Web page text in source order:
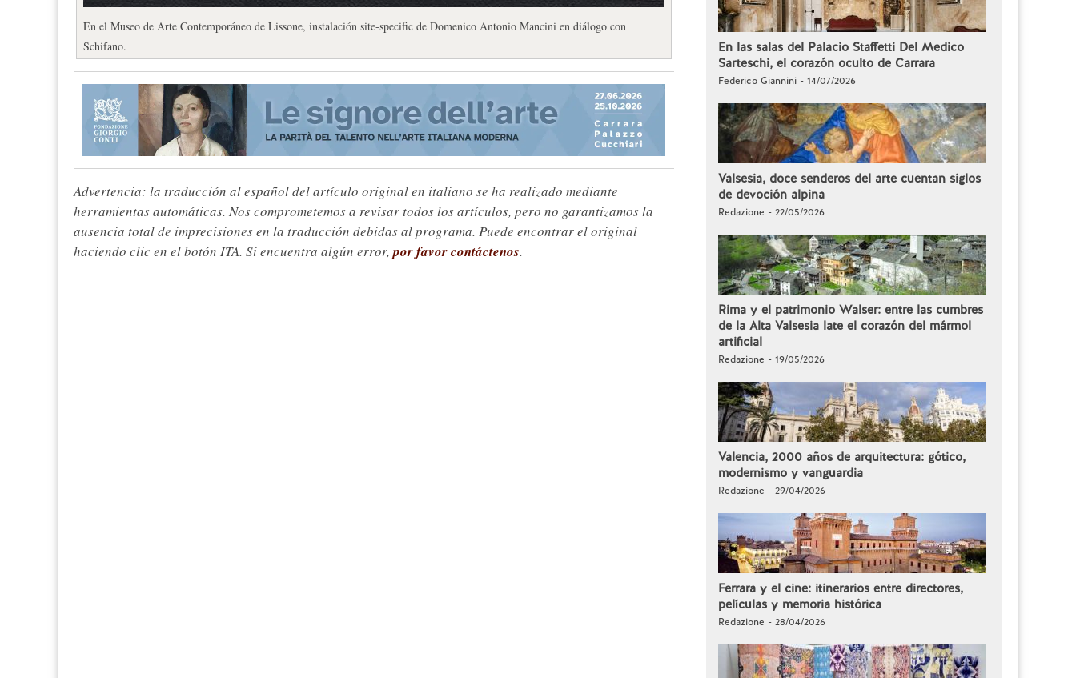
En el Museo de Arte Contemporáneo de Lissone, instalación site-specific de Domenico Antonio Mancini en diálogo con
Schifano.
Advertencia: la traducción al español del artículo original en italiano se ha realizado mediante
herramientas automáticas. Nos comprometemos a revisar todos los artículos, pero no garantizamos la
ausencia total de imprecisiones en la traducción debidas al programa. Puede encontrar el original
haciendo clic en el botón ITA. Si encuentra algún error,por favor contáctenos.
En las salas del Palacio Staffetti Del Medico
Sarteschi, el corazón oculto de Carrara
Federico Giannini - 14/07/2026
Valsesia, doce senderos del arte cuentan siglos
de devoción alpina
Redazione - 22/05/2026
Rima y el patrimonio Walser: entre las cumbres
de la Alta Valsesia late el corazón del mármol
artificial
Redazione - 19/05/2026
Valencia, 2000 años de arquitectura: gótico,
modernismo y vanguardia
Redazione - 29/04/2026
Ferrara y el cine: itinerarios entre directores,
películas y memoria histórica
Redazione - 28/04/2026